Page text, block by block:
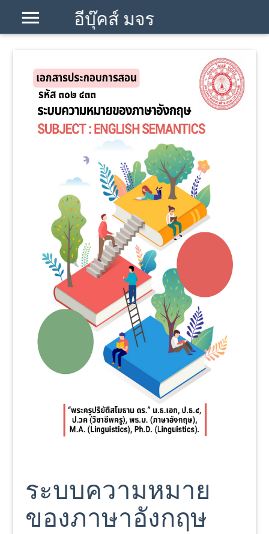
อีบุ๊คส์ มจร
ระบบความหมาย
ของภาษาอังกฤษ